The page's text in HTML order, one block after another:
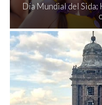
Día Mundial del